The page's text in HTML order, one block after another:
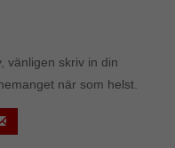
vänligen skriv in din
när som helst.